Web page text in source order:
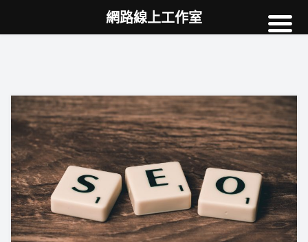
高雄網頁設計
網站SEO
NEWS
教學
AI
網路線上工作室